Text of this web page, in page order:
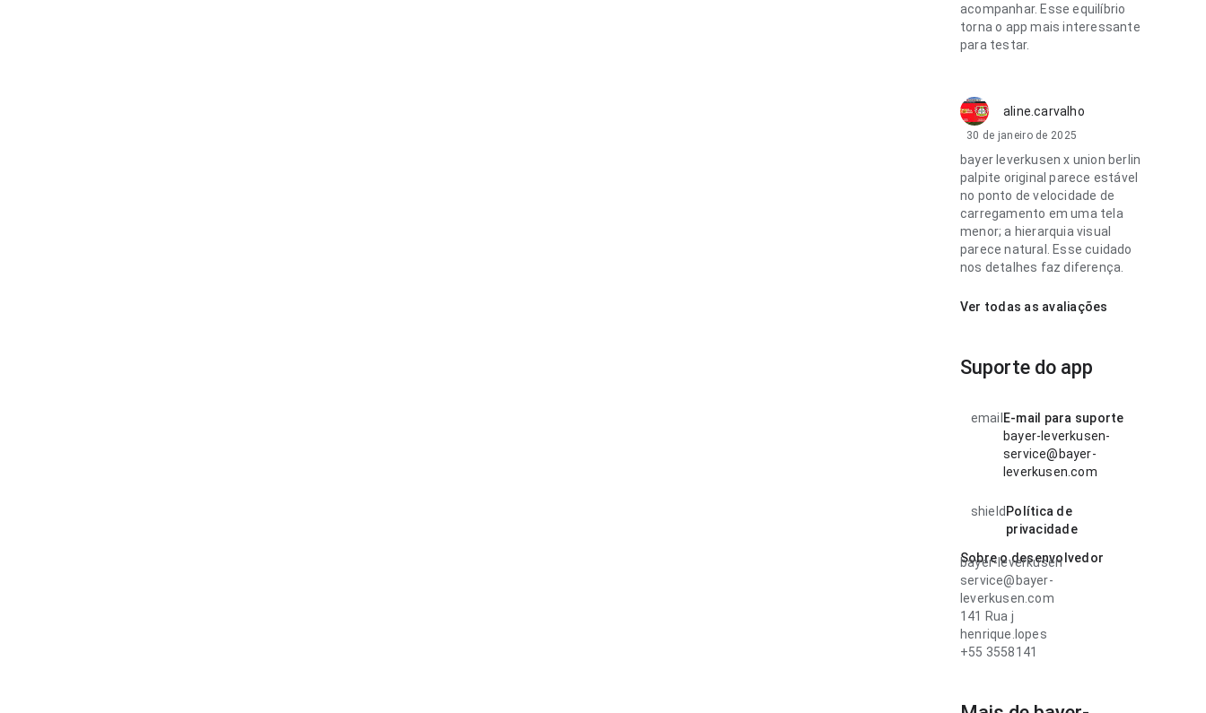
acompanhar. Esse equilíbrio
torna o app mais interessante
para testar.
aline.carvalho
30 de janeiro de 2025
bayer leverkusen x union berlin
palpite original parece estável
no ponto de velocidade de
carregamento em uma tela
menor; a hierarquia visual
parece natural. Esse cuidado
nos detalhes faz diferença.
Ver todas as avaliações
Suporte do app
email E-mail para suporte
bayer-leverkusen-
service@bayer-
leverkusen.com
shield Política de
privacidade
Sobre o desenvolvedor
bayer-leverkusen
service@bayer-
leverkusen.com
141 Rua j
henrique.lopes
+55 3558141